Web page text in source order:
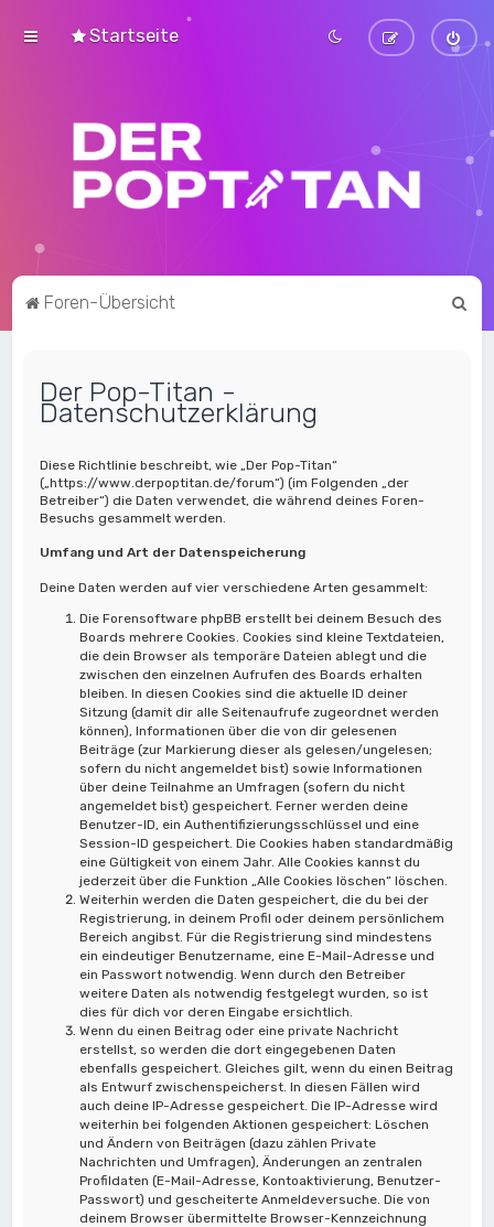
Startseite
Foren-Übersicht
Der Pop-Titan -
Datenschutzerklärung
Diese Richtlinie beschreibt, wie „Der Pop-Titan“
(„https://www.derpoptitan.de/forum“) (im Folgenden „der
Betreiber“) die Daten verwendet, die während deines Foren-
Besuchs gesammelt werden.
Umfang und Art der Datenspeicherung
Deine Daten werden auf vier verschiedene Arten gesammelt:
Die Forensoftware phpBB erstellt bei deinem Besuch des
Boards mehrere Cookies. Cookies sind kleine Textdateien,
die dein Browser als temporäre Dateien ablegt und die
zwischen den einzelnen Aufrufen des Boards erhalten
bleiben. In diesen Cookies sind die aktuelle ID deiner
Sitzung (damit dir alle Seitenaufrufe zugeordnet werden
können), Informationen über die von dir gelesenen
Beiträge (zur Markierung dieser als gelesen/ungelesen;
sofern du nicht angemeldet bist) sowie Informationen
über deine Teilnahme an Umfragen (sofern du nicht
angemeldet bist) gespeichert. Ferner werden deine
Benutzer-ID, ein Authentifizierungsschlüssel und eine
Session-ID gespeichert. Die Cookies haben standardmäßig
eine Gültigkeit von einem Jahr. Alle Cookies kannst du
jederzeit über die Funktion „Alle Cookies löschen“ löschen.
Weiterhin werden die Daten gespeichert, die du bei der
Registrierung, in deinem Profil oder deinem persönlichem
Bereich angibst. Für die Registrierung sind mindestens
ein eindeutiger Benutzername, eine E-Mail-Adresse und
ein Passwort notwendig. Wenn durch den Betreiber
weitere Daten als notwendig festgelegt wurden, so ist
dies für dich vor deren Eingabe ersichtlich.
Wenn du einen Beitrag oder eine private Nachricht
erstellst, so werden die dort eingegebenen Daten
ebenfalls gespeichert. Gleiches gilt, wenn du einen Beitrag
als Entwurf zwischenspeicherst. In diesen Fällen wird
auch deine IP-Adresse gespeichert. Die IP-Adresse wird
weiterhin bei folgenden Aktionen gespeichert: Löschen
und Ändern von Beiträgen (dazu zählen Private
Nachrichten und Umfragen), Änderungen an zentralen
Profildaten (E-Mail-Adresse, Kontoaktivierung, Benutzer-
Passwort) und gescheiterte Anmeldeversuche. Die von
deinem Browser übermittelte Browser-Kennzeichnung